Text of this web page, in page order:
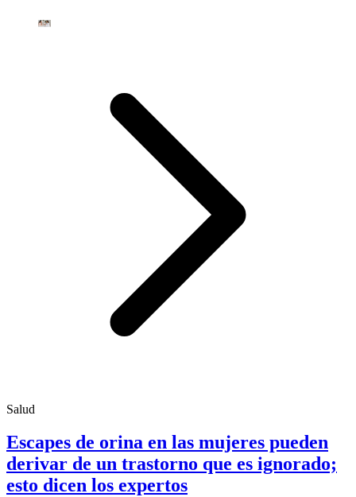
Salud
Escapes de orina en las mujeres pueden
derivar de un trastorno que es ignorado;
esto dicen los expertos